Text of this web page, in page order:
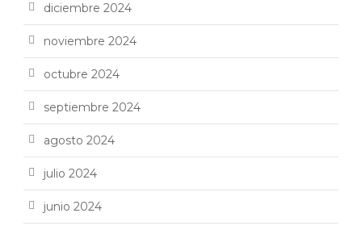
diciembre 2024
noviembre 2024
octubre 2024
septiembre 2024
agosto 2024
julio 2024
junio 2024